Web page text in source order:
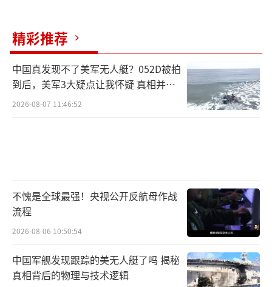
精彩推荐
中国真发现不了美军无人艇？052D被拍
到后，美军3大疑点让我怀疑 真相并非
如此
2026-08-07 11:46:52
不愧是全球最强！央视公开反航母作战
流程
2026-08-06 10:50:54
中国军舰发现跟踪的美无人艇了吗 揭秘
真相背后的物理与技术逻辑